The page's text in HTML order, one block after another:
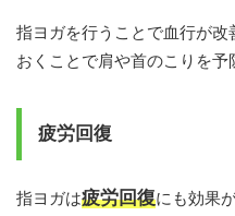
指ヨガを行うことで血行が
おくことで肩や首のこりを予
疲労回復
指ヨガは疲労回復にも効果